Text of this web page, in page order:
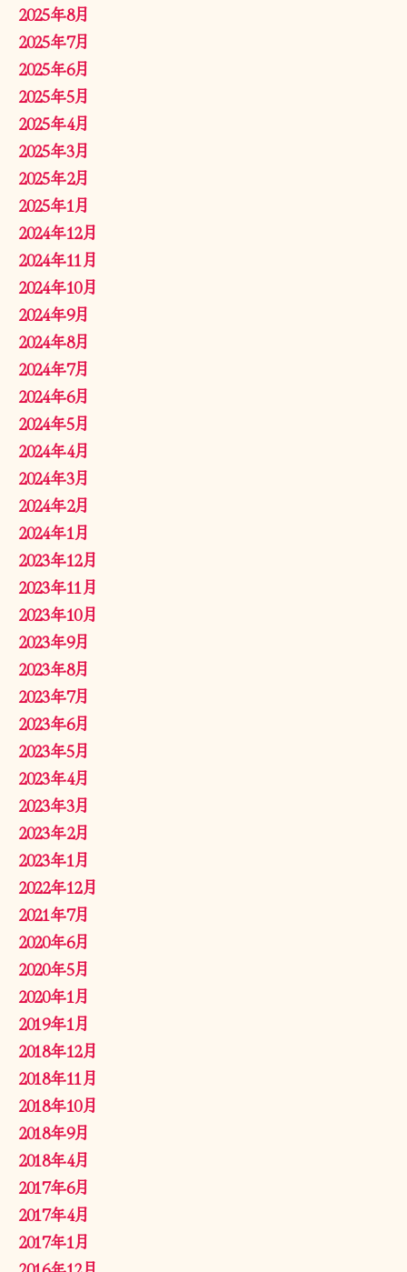
2025年8月
2025年7月
2025年6月
2025年5月
2025年4月
2025年3月
2025年2月
2025年1月
2024年12月
2024年11月
2024年10月
2024年9月
2024年8月
2024年7月
2024年6月
2024年5月
2024年4月
2024年3月
2024年2月
2024年1月
2023年12月
2023年11月
2023年10月
2023年9月
2023年8月
2023年7月
2023年6月
2023年5月
2023年4月
2023年3月
2023年2月
2023年1月
2022年12月
2021年7月
2020年6月
2020年5月
2020年1月
2019年1月
2018年12月
2018年11月
2018年10月
2018年9月
2018年4月
2017年6月
2017年4月
2017年1月